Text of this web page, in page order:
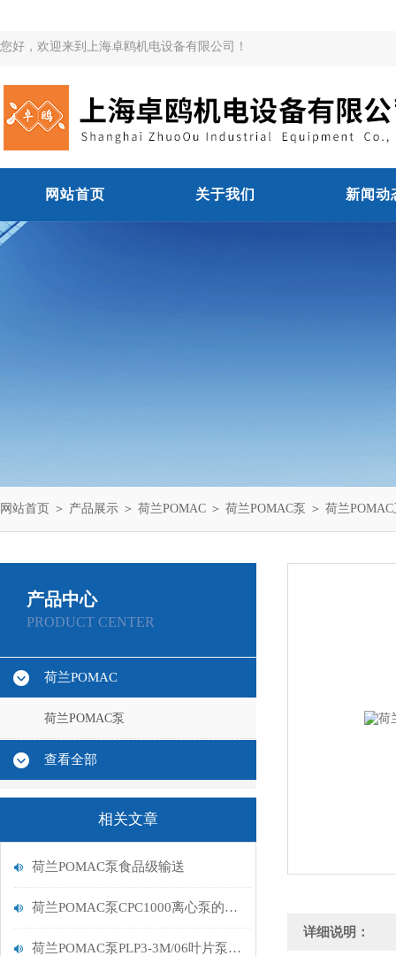
您好，欢迎来到上海卓鸥机电设备有限公司！
网站首页 关于我们 新闻动
网站首页 ＞ 产品展示 ＞ 荷兰POMAC ＞ 荷兰POMAC泵 ＞ 荷兰
产品中心
PRODUCT CENTER
荷兰POMAC
荷兰POMAC泵
查看全部
相关文章
荷兰POMAC泵食品级输送
荷兰POMAC泵CPC1000离心泵的特点
荷兰POMAC泵PLP3-3M/06叶片泵性价比高
详细说明：